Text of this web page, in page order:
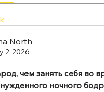
North
2, 2026
чем занять себя во
ночного